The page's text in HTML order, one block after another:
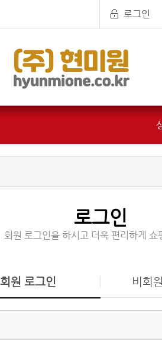
로그인
로그인
회원 로그인을 하시고 더욱 편리하게 쇼
회원 로그인 비회